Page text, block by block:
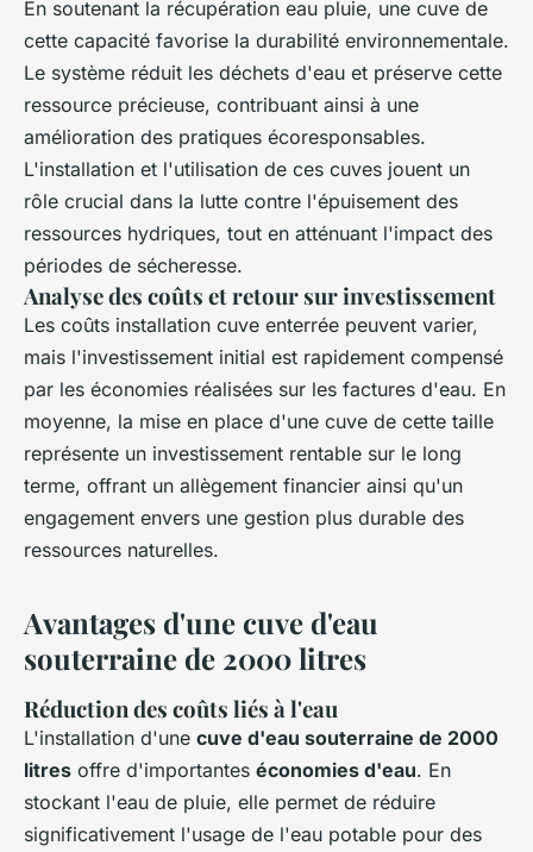
En soutenant la récupération eau pluie, une cuve de
cette capacité favorise la durabilité environnementale.
Le système réduit les déchets d'eau et préserve cette
ressource précieuse, contribuant ainsi à une
amélioration des pratiques écoresponsables.
L'installation et l'utilisation de ces cuves jouent un
rôle crucial dans la lutte contre l'épuisement des
ressources hydriques, tout en atténuant l'impact des
périodes de sécheresse.
Analyse des coûts et retour sur investissement
Les coûts installation cuve enterrée peuvent varier,
mais l'investissement initial est rapidement compensé
par les économies réalisées sur les factures d'eau. En
moyenne, la mise en place d'une cuve de cette taille
représente un investissement rentable sur le long
terme, offrant un allègement financier ainsi qu'un
engagement envers une gestion plus durable des
ressources naturelles.
Avantages d'une cuve d'eau
souterraine de 2000 litres
Réduction des coûts liés à l'eau
L'installation d'une cuve d'eau souterraine de 2000
litres offre d'importantes économies d'eau. En
stockant l'eau de pluie, elle permet de réduire
significativement l'usage de l'eau potable pour des